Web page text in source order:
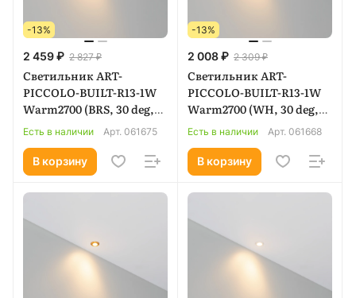
-13%
2 459 ₽ 2 827 ₽
Светильник ART-
PICCOLO-BUILT-R13-1W
Warm2700 (BRS, 30 deg,
3V) (Arlight, IP40
Металл, 3 года) 061675
Есть в наличии Арт. 061675
В корзину
-13%
2 008 ₽ 2 309 ₽
Светильник ART-
PICCOLO-BUILT-R13-1W
Warm2700 (WH, 30 deg,
3V) (Arlight, IP40
Металл, 3 года) 061668
Есть в наличии Арт. 061668
В корзину